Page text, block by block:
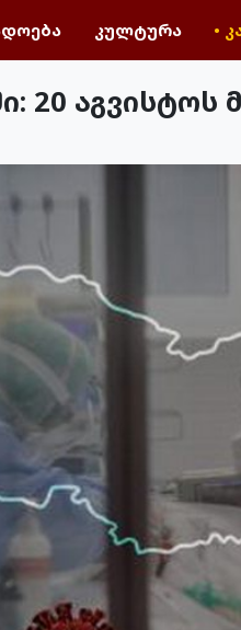
კულტურა •
20 აგვისტოს